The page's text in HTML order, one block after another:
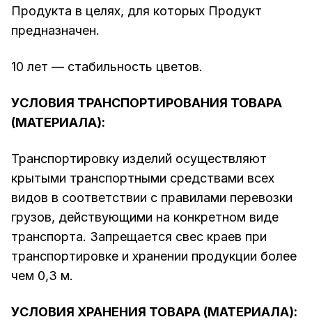
Продукта в целях, для которых Продукт
предназначен.
10 лет — стабильность цветов.
УСЛОВИЯ ТРАНСПОРТИРОВАНИЯ ТОВАРА
(МАТЕРИАЛА):
Транспортировку изделий осуществляют
крытыми транспортными средствами всех
видов в соответствии с правилами перевозки
грузов, действующими на конкретном виде
транспорта. Запрещается свес краев при
транспортировке и хранении продукции более
чем 0,3 м.
УСЛОВИЯ ХРАНЕНИЯ ТОВАРА (МАТЕРИАЛА):